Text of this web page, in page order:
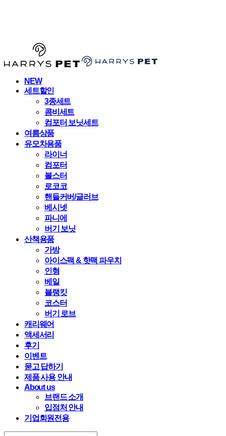
NEW
세트할인
3종세트
콤비세트
컴포터 보닛세트
여름상품
유모차용품
라이너
컴포터
볼스터
로코코
핸들커버/글러브
베시넷
파니에
버기 보닛
산책용품
가방
아이스팩 & 핫팩 파우치
인형
베일
블랭킷
코스터
버기 로브
캐리웨어
액세서리
후기
이벤트
묻고 답하기
제품 사용 안내
About us
브랜드 소개
입점처 안내
기업회원전용